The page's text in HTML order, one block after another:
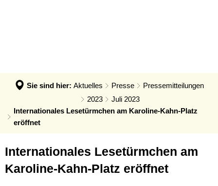
Notdienste
Öffentliche Ausschreibungen
Öffentliche Bekanntmachungen
Friedhof - Bestattungen
Generationenbüro
Ordnungsamt
Rentenberatung
Steuern, Haushalt & Finanzen
Elektronische Kommunikation
Verbandsgemeindehaus
Forst
Bildung & Soziales
Ortsgemeinden
Sie sind hier: Aktuelles Presse
Pressemitteilungen
2023
Juli 2023
Internationales Lesetürmchen am Karoline-Kahn-Platz
eröffnet
Internationales Lesetürmchen am
Karoline-Kahn-Platz eröffnet